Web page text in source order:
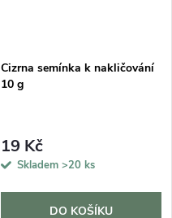
Cizrna semínka k nakličování
10 g
19 Kč
Skladem >20 ks
DO KOŠÍKU